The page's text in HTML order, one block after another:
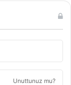
Unuttunuz mu?